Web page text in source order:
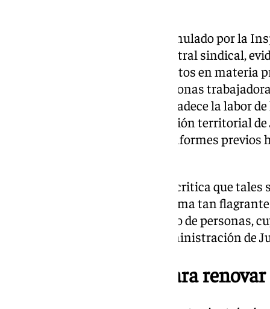
Para CSIF, el requerimiento formulado por la
denuncias realizadas por la central sindical,
irregularidades e incumplimientos en materia
consecuentes riesgos para personas
la central sindical destaca y agradece la labor
Riesgos Laborales de la Delegación territorial
elaboración de los necesarios informes
Finalmente, la central sindical critica que tales
riesgos se produzcan de una forma tan
estas, con un alto trasiego diario de personas,
garantizada por parte de la Administración de
Licitación desierta para